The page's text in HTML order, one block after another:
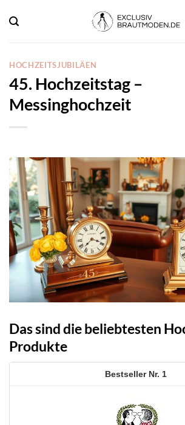
Inhalt
springen
HOCHZEITSJUBILÄEN
45. Hochzeitstag –
Messinghochzeit
Das sind die beliebtesten
Produkte
1